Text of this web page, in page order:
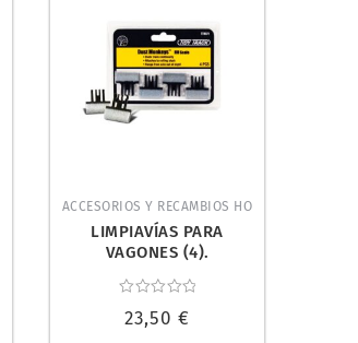
ACCESORIOS Y RECAMBIOS HO
LIMPIAVÍAS PARA
VAGONES (4).
TT4571
con
23,50€